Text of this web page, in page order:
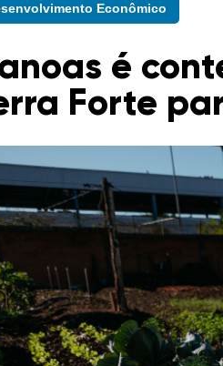
Econômico
é
Forte